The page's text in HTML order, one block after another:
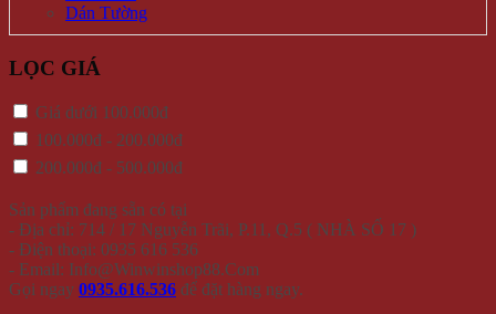
Dán Tường
LỌC GIÁ
Giá dưới 100.000đ
100.000đ - 200.000đ
200.000đ - 500.000đ
Sản phẩm đang sẵn có tại
- Địa chỉ: 714 / 17 Nguyễn Trãi, P.11, Q.5 ( NHÀ SỐ 17 )
- Điện thoại: 0935 616 536
- Email: Info@Winwinshop88.Com
Gọi ngay 0935.616.536 để đặt hàng ngay.